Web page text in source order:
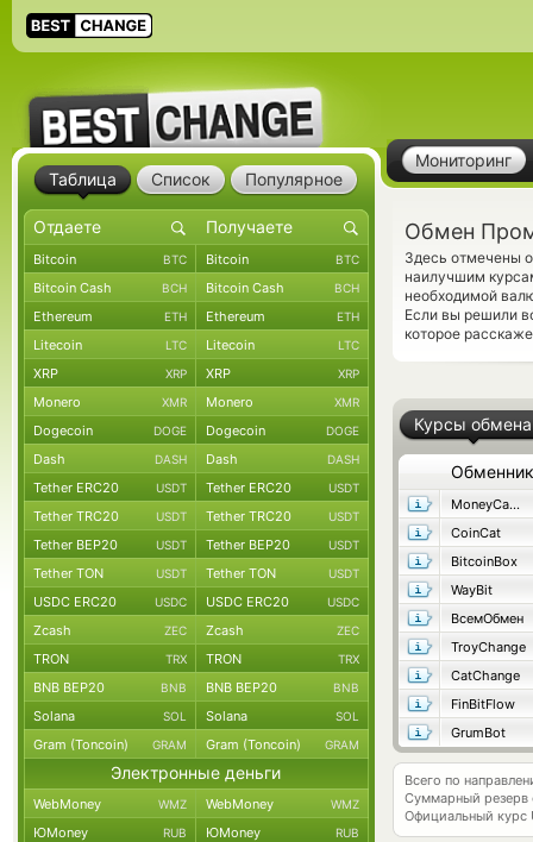
Мониторинг
Обмен
Здесь отмечены
наилучшим
необходимой
Если вы решили
которое
Курсы обмена
Обменник
MoneyCame
CoinCat
BitcoinBox
WayBit
ВсемОбмен
TroyChange
CatChange
FinBitFlow
GrumBot
Всего по
Суммарный резерв
Официальный курс
Таблица Список Популярное
Bitcoin BTC Bitcoin BTC
Bitcoin Cash BCH Bitcoin Cash BCH
Ethereum ETH Ethereum ETH
Litecoin LTC Litecoin LTC
XRP XRP XRP XRP
Monero XMR Monero XMR
Dogecoin DOGE Dogecoin DOGE
Dash DASH Dash DASH
Tether ERC20 USDT Tether ERC20 USDT
Tether TRC20 USDT Tether TRC20 USDT
Tether BEP20 USDT Tether BEP20 USDT
Tether TON USDT Tether TON USDT
USDC ERC20 USDC USDC ERC20 USDC
Zcash ZEC Zcash ZEC
TRON TRX TRON TRX
BNB BEP20 BNB BNB BEP20 BNB
Solana SOL Solana SOL
Gram (Toncoin) GRAM Gram (Toncoin) GRAM
Электронные деньги
WebMoney WMZ WebMoney WMZ
ЮMoney RUB ЮMoney RUB